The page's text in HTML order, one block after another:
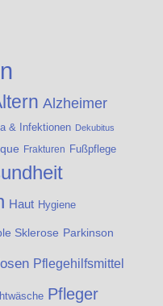
Alzheimer
& Infektionen Dekubitus
Frakturen Fußpflege
Haut Hygiene
Sklerose Parkinson
Pflegehilfsmittel
Pfleger